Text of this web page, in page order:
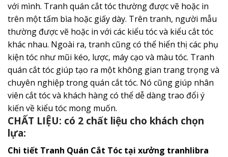
với mình. Tranh quán cắt tóc thường được vẽ hoặc in
trên một tấm bìa hoặc giấy dày. Trên tranh, người mẫu
thường được vẽ hoặc in với các kiểu tóc và kiểu cắt tóc
khác nhau. Ngoài ra, tranh cũng có thể hiển thị các phụ
kiện tóc như mũi kéo, lược, máy cạo và màu tóc. Tranh
quán cắt tóc giúp tạo ra một không gian trang trọng và
chuyên nghiệp trong quán cắt tóc. Nó cũng giúp nhân
viên cắt tóc và khách hàng có thể dễ dàng trao đổi ý
kiến về kiểu tóc mong muốn.
CHẤT LIỆU: có 2 chất liệu cho khách chọn
lựa:
Chi tiết Tranh Quán Cắt Tóc tại xưởng tranhlibra